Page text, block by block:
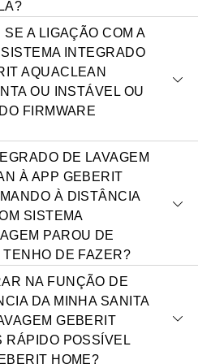
Geberit AquaClean à distância.
do dispositivo.
pessoais.
de funcionamento.
(por exemplo,
de filtros).
(por exemplo,
e cuidado.
para ampliar a garantia.*
de contacto.*
remota da Geberit
em todos os países.
AquaClean já não está
utilize a app Geberit
A LIGAÇÃO COM A
INTEGRADO
AQUACLEAN
OU INSTÁVEL OU
FIRMWARE
recomendamos seguir os
do seu smartphone e
sistema integrado de lavagem
30 segundos e volte a
Home no seu smartphone e
cuidadosamente os passos
DE LAVAGEM
À APP GEBERIT
À DISTÂNCIA
SISTEMA
PAROU DE
DE FAZER?
de lavagem Geberit
uma ligação Bluetooth®
a aplicação no seu
o comando à distância
NA FUNÇÃO DE
DA MINHA SANITA
GEBERIT
RÁPIDO POSSÍVEL
HOME?